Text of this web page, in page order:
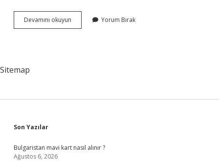
Devamını okuyun Süpürge
Nasıl
Yorum Bırak
Sitemap
Sidebar
Son Yazılar
Bulgaristan mavi kart nasıl alınır ?
Ağustos 6, 2026